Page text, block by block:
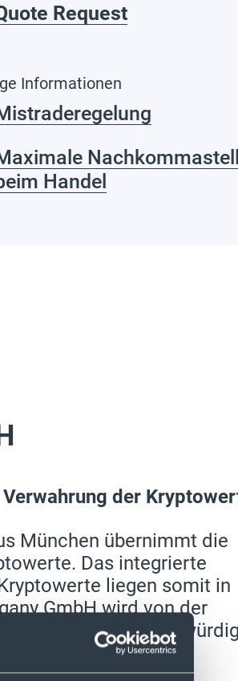
Request
Informationen
Handel
der
München übernimmt die
Das integrierte
liegen somit in
GmbH wird von der
somit
Ihre Kryptowerte.